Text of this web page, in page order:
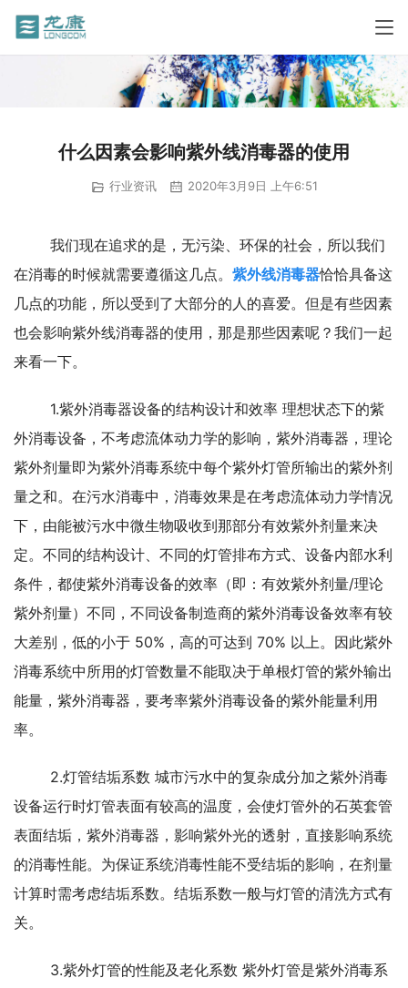
什么因素会影响紫外线消毒器的使用
行业资讯 2020年3月9日 上午6:51
在消毒的时候就需要遵循这几点。 紫外线消毒器恰恰具备这
几点的功能，所以受到了大部分的人的喜爱。但是有些因素
也会影响紫外线消毒器的使用，那是那些因素呢？我们一起
来看一下。
外消毒设备，不考虑流体动力学的影响，紫外消毒器，理论
紫外剂量即为紫外消毒系统中每个紫外灯管所输出的紫外剂
量之和。在污水消毒中，消毒效果是在考虑流体动力学情况
下，由能被污水中微生物吸收到那部分有效紫外剂量来决
定。不同的结构设计、不同的灯管排布方式、设备内部水利
条件，都使紫外消毒设备的效率（即：有效紫外剂量/理论
紫外剂量）不同，不同设备制造商的紫外消毒设备效率有较
大差别，低的小于 50%，高的可达到 70% 以上。因此紫外
消毒系统中所用的灯管数量不能取决于单根灯管的紫外输出
能量，紫外消毒器，要考率紫外消毒设备的紫外能量利用
率。
设备运行时灯管表面有较高的温度，会使灯管外的石英套管
表面结垢，紫外消毒器，影响紫外光的透射，直接影响系统
的消毒性能。为保证系统消毒性能不受结垢的影响，在剂量
计算时需考虑结垢系数。结垢系数一般与灯管的清洗方式有
关。